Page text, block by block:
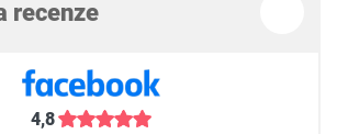
recenze
4,8